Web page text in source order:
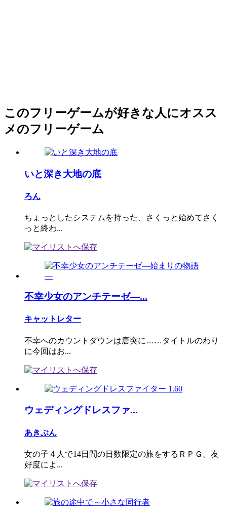
このフリーゲームが好きな人にオスス
メのフリーゲーム
いと深き大地の底
ろん
ちょっとしたシステムを持った、さくっと始めてさく
っと終わ...
不幸少女のアンチテーゼ―...
キャットレター
不幸へのカウントダウンは唐突に……タイトルのわり
に今回はお...
ウェディングドレスファ...
あきぶん
女の子４人で14日間の日数限定の旅をするＲＰＧ。友
好度によ...